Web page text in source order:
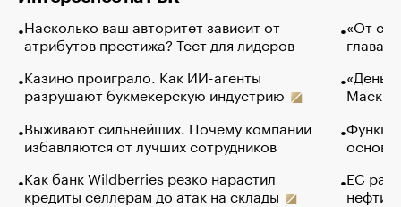
Насколько ваш авторитет зависит от
атрибутов престижа? Тест для лидеров
Казино проиграло. Как ИИ-агенты
разрушают букмекерскую индустрию
Выживают сильнейших. Почему компании
избавляются от лучших сотрудников
Как банк Wildberries резко нарастил
кредиты селлерам до атак на склады
«От
глава
Маск в
основ
ЕС
нефти